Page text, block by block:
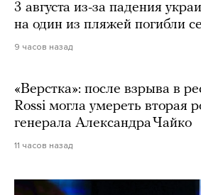
3 августа из-за падения
на один из пляжей погибли
9 часов назад
«Верстка»: после взрыва в
Rossi могла умереть вторая
генерала Александра Чайко
11 часов назад